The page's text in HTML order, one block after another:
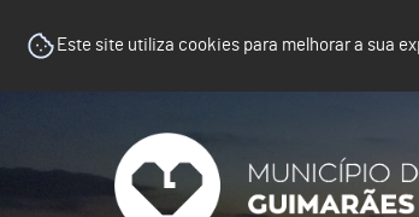
Este site utiliza cookies para melhorar a sua